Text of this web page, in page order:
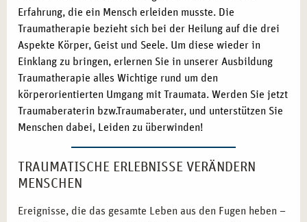
Erfahrung, die ein Mensch erleiden musste. Die
Traumatherapie bezieht sich bei der Heilung auf die drei
Aspekte Körper, Geist und Seele. Um diese wieder in
Einklang zu bringen, erlernen Sie in unserer Ausbildung
Traumatherapie alles Wichtige rund um den
körperorientierten Umgang mit Traumata. Werden Sie jetzt
Traumaberaterin bzw.Traumaberater, und unterstützen Sie
Menschen dabei, Leiden zu überwinden!
TRAUMATISCHE ERLEBNISSE VERÄNDERN
MENSCHEN
Ereignisse, die das gesamte Leben aus den Fugen heben –